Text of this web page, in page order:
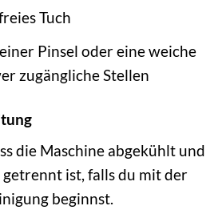
Tuch
Pinsel oder eine weiche
zugängliche Stellen
die Maschine abgekühlt und
ist, falls du mit der
beginnst.